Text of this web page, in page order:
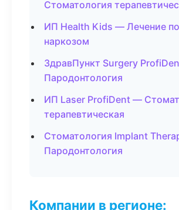
Стоматология
ИП Health Kids — Лечение
наркозом
ЗдравПункт Surgery
Пародонтология
ИП Laser ProfiDent —
терапевтическая
Стоматология Implant
Пародонтология
Компании в регионе: